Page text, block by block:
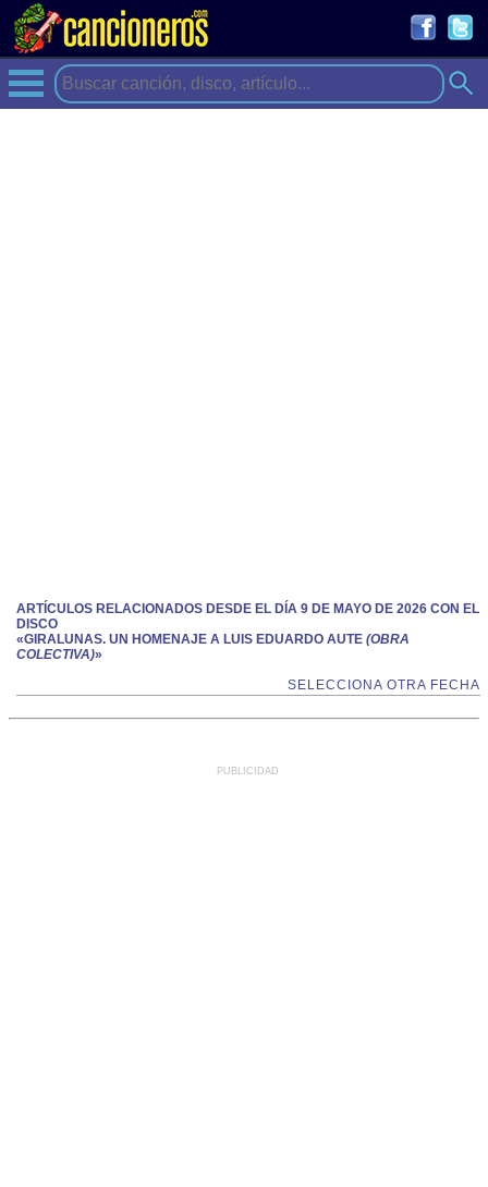
ARTÍCULOS RELACIONADOS DESDE EL DÍA 9 DE MAYO DE 2026 CON EL
DISCO
«GIRALUNAS. UN HOMENAJE A LUIS EDUARDO AUTE (OBRA
COLECTIVA)»
SELECCIONA OTRA FECHA
PUBLICIDAD